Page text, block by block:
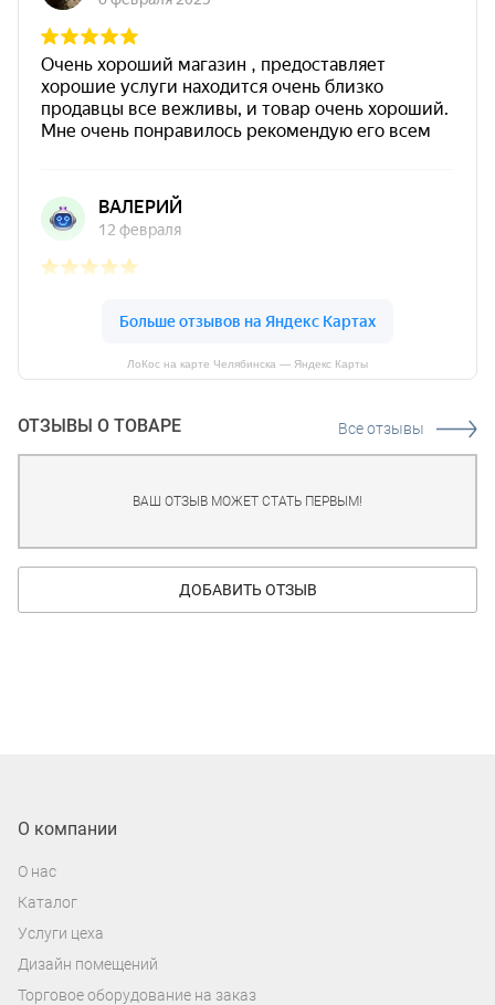
ЛоКос на карте Челябинска — Яндекс Карты
ОТЗЫВЫ О ТОВАРЕ Все отзывы
ВАШ ОТЗЫВ МОЖЕТ СТАТЬ ПЕРВЫМ!
ДОБАВИТЬ ОТЗЫВ
О компании
О нас
Каталог
Услуги цеха
Дизайн помещений
Торговое оборудование на заказ